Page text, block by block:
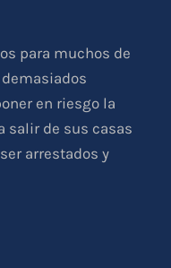
para muchos de
en riesgo la
salir de sus casas
arrestados y